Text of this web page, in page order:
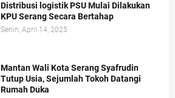
Distribusi logistik PSU Mulai Dilakukan
KPU Serang Secara Bertahap
Senin, April 14, 2025
Mantan Wali Kota Serang Syafrudin
Tutup Usia, Sejumlah Tokoh Datangi
Rumah Duka